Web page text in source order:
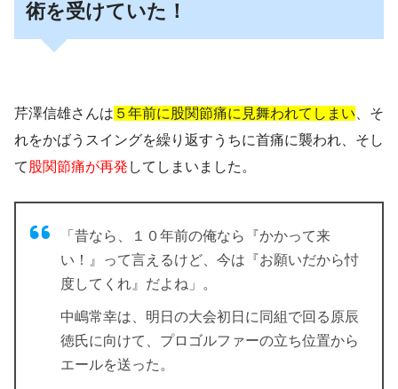
術を受けていた！
芹澤信雄さんは ５年前に股関節痛に見舞われてしまい 、そ
れをかばうスイングを繰り返すうちに首痛に襲われ、そし
て 股関節痛が再発 してしまいました。
「昔なら、１０年前の俺なら『かかって来
い！』って言えるけど、今は『お願いだから忖
度してくれ』だよね」。
中嶋常幸は、明日の大会初日に同組で回る原辰
徳氏に向けて、プロゴルファーの立ち位置から
エールを送った。